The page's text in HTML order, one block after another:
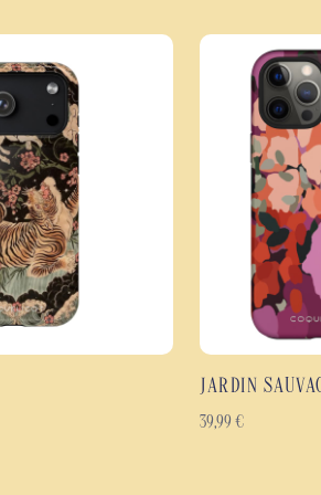
JARDIN
39,99 €